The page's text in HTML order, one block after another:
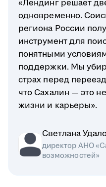
«Лендинг решает
одновременно.
региона России
инструмент для
понятными
поддержки. Мы
страх перед
что Сахалин — это
жизни и карьеры».
Светлана
директор АНО
возможностей»